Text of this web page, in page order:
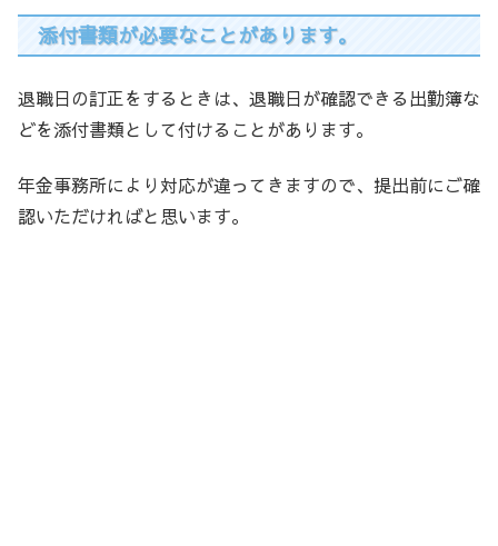
添付書類が必要なことがあります。
退職日の訂正をするときは、退職日が確認できる出勤簿な
どを添付書類として付けることがあります。
年金事務所により対応が違ってきますので、提出前にご確
認いただければと思います。